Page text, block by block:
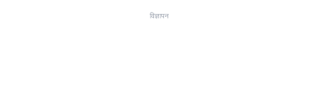
विज्ञापन